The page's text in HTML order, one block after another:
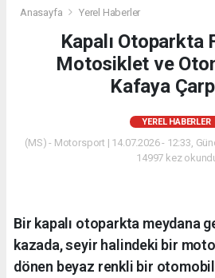
Anasayfa Yerel Haberler
Kapalı Otoparkta
Motosiklet ve
Kafaya
YEREL HABERLER
(MS) - Motorsport | 14.07.2026 - 12:33,
14997 kez
Bir kapalı otoparkta meydana
kazada, seyir halindeki bir
dönen beyaz renkli bir